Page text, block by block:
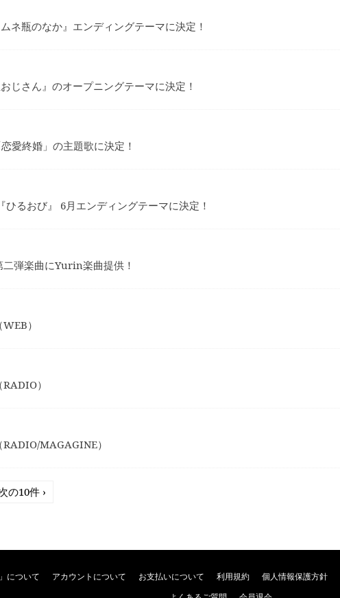
ネ瓶のなか』エンディングテーマに決定！
じさん』のオープニングテーマに決定！
愛終婚」の主題歌に決定！
ひるおび』 6月エンディングテーマに決定！
二弾楽曲にYurin楽曲提供！
）
）
MAGAGINE）
の10件 ›
について アカウントについて お支払いについて 利用規約 個人情報保護方針